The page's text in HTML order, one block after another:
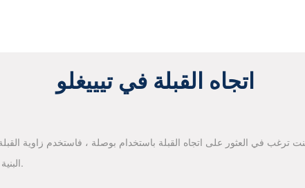
اتجاه القبلة في تيييغلو
ترغب في العثور على اتجاه القبلة باستخدام بوصلة ، فاستخدم زاوية
البنية الأساسية لخرائط جوجل للعثور على اتجاه القبلة.